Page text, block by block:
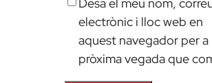
electrònic i lloc web en
aquest navegador per a
pròxima vegada que